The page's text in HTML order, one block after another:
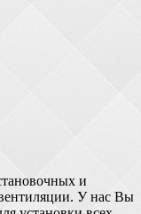
и
У нас Вы